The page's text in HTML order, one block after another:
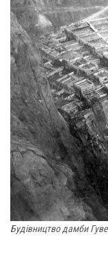
Будівництво дамби